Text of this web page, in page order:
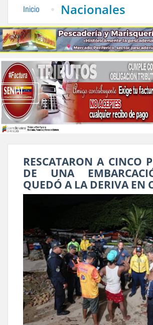
Inicio Nacionales
RESCATARON A CINCO
DE UNA
QUEDÓ A LA DERIVA EN